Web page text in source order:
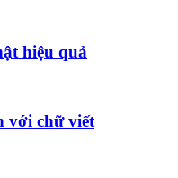
hiệu quả
với chữ viết